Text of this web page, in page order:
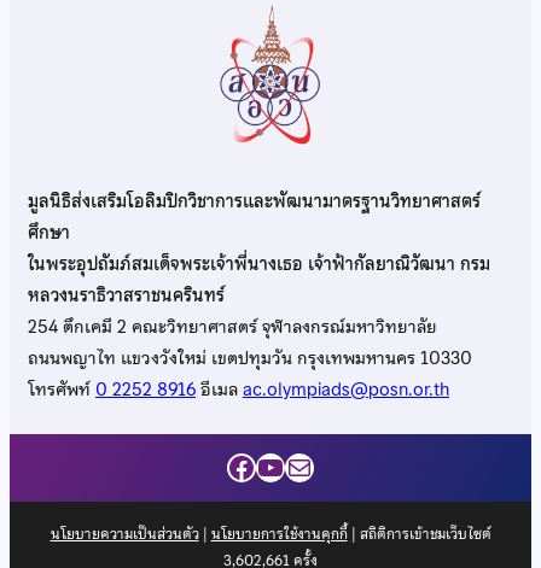
มูลนิธิส่งเสริมโอลิมปิกวิชาการและพัฒนามาตรฐานวิทยาศาสตร์
ศึกษา
ในพระอุปถัมภ์สมเด็จพระเจ้าพี่นางเธอ เจ้าฟ้ากัลยาณิวัฒนา กรม
หลวงนราธิวาสราชนครินทร์
254 ตึกเคมี 2 คณะวิทยาศาสตร์ จุฬาลงกรณ์มหาวิทยาลัย
ถนนพญาไท แขวงวังใหม่ เขตปทุมวัน กรุงเทพมหานคร 10330
โทรศัพท์0 2252 8916อีเมลac.olympiads@posn.or.th
Facebook
YouTube
Mail
นโยบายความเป็นส่วนตัว| นโยบายการใช้งานคุกกี้| สถิติการเข้าชมเว็บไซต์
3,602,661ครั้ง